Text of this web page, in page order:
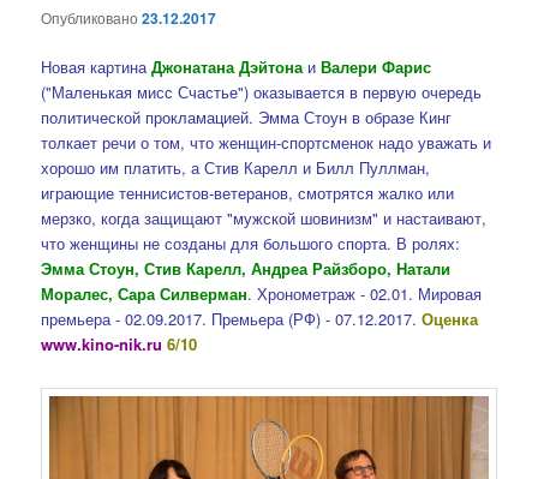
Опубликовано23.12.2017
Новая картинаДжонатана Дэйтона иВалери Фарис
("Маленькая мисс Счастье") оказывается в первую очередь
политической прокламацией. Эмма Стоун в образе Кинг
толкает речи о том, что женщин-спортсменок надо уважать и
хорошо им платить, а Стив Карелл и Билл Пуллман,
играющие теннисистов-ветеранов, смотрятся жалко или
мерзко, когда защищают "мужской шовинизм" и настаивают,
что женщины не созданы для большого спорта. В ролях:
Эмма Стоун, Стив Карелл, Андреа Райзборо, Натали
Моралес, Сара Силверман. Хронометраж - 02.01. Мировая
премьера - 02.09.2017. Премьера (РФ) - 07.12.2017.Оценка
www.kino-nik.ru 6/10